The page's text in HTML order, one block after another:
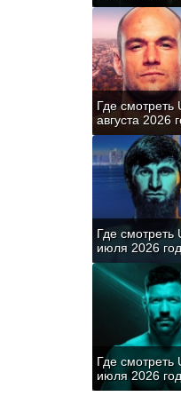
Где смотреть
августа 2026
Где смотреть
июля 2026
Где смотреть
июля 2026